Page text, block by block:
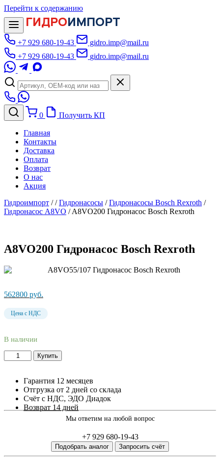
Перейти к содержанию
ГИДРОИМПОРТ
+7 929 680-19-43
gidro.imp@mail.ru
+7 929 680-19-43
gidro.imp@mail.ru
0 Получить КП
Главная
Контакты
Доставка
Оплата
Возврат
О нас
Акция
Гидроимпорт //Гидронасосы /Гидронасосы Bosch Rexroth /
Гидронасос A8VO /A8VO200 Гидронасос Bosch Rexroth
A8VO200 Гидронасос Bosch Rexroth
562800 руб.
Цена с НДС
В наличии
Купить
Гарантия 12 месяцев
Отгрузка от 2 дней со склада
Счёт с НДС, ЭДО Диадок
Возврат 14 дней
Мы ответим на любой вопрос
+7 929 680-19-43
Подобрать аналог Запросить счёт